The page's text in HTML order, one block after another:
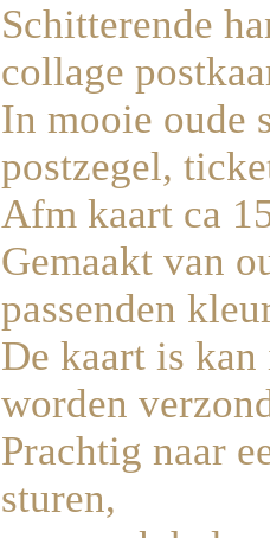
Schitterende
collage
In mooie oude
postzegel,
Afm kaart ca
Gemaakt van
passenden
De kaart is
worden
Prachtig naar
sturen,